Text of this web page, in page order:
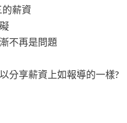
薪資
不再是問題
分享薪資上如報導的一樣?